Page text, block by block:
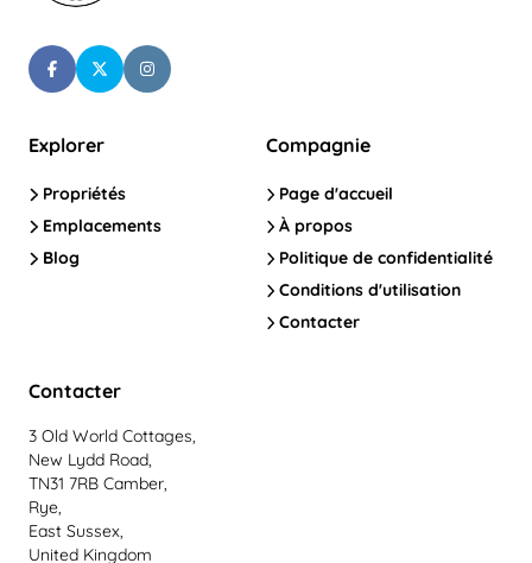
Explorer
Propriétés
Emplacements
Blog
Compagnie
Page d'accueil
À propos
Politique de confidentialité
Conditions d'utilisation
Contacter
Contacter
3 Old World Cottages,
New Lydd Road,
TN31 7RB Camber,
Rye,
East Sussex,
United Kingdom